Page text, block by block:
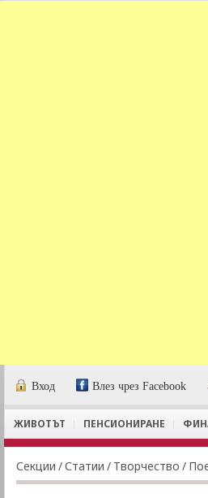
Вход Влез чрез Facebook
ЖИВОТЪТ ПЕНСИОНИРАНЕ
Секции /Статии / Творчество /